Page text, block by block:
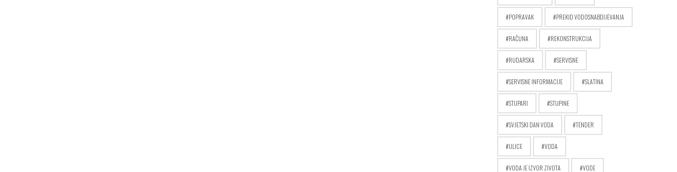
POPRAVAK PREKID VODOSNABDIJEVANJA
RAČUNA REKONSTRUKCIJA
RUDARSKA SERVISNE
SERVISNE INFORMACIJE SLATINA
STUPARI STUPINE
SVJETSKI DAN VODA TENDER
ULICE VODA
VODA JE IZVOR ZIVOTA VODE